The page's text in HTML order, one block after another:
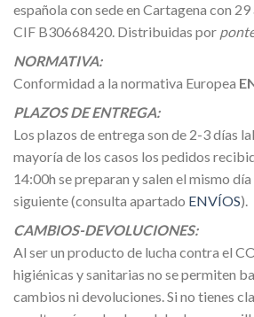
española con sede en Cartagena con
CIF B30668420. Distribuidas por
NORMATIVA:
Conformidad a la normativa Europea
PLAZOS DE ENTREGA:
Los plazos de entrega son de 2-3 días
mayoría de los casos los pedidos
14:00h se preparan y salen el mismo
siguiente (consulta apartado ENVÍOS).
CAMBIOS-DEVOLUCIONES:
Al ser un producto de lucha contra el
higiénicas y sanitarias no se permiten
cambios ni devoluciones. Si no tienes